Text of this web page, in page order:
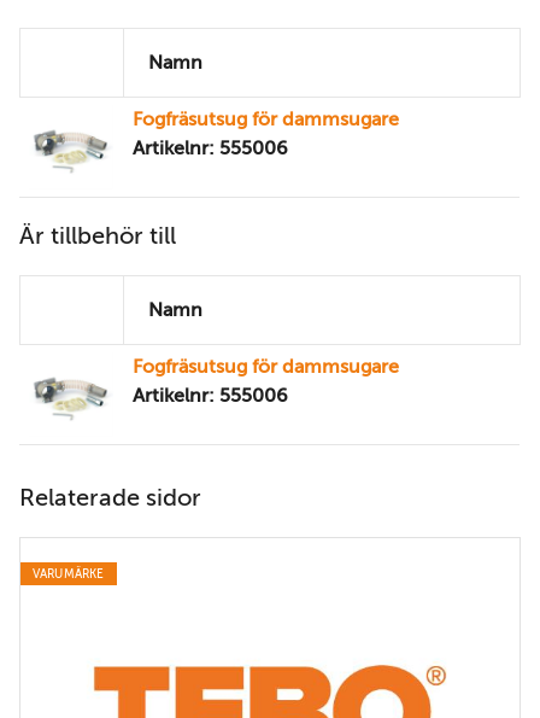
Namn
Fogfräsutsug för dammsugare
Artikelnr: 555006
Är tillbehör till
Namn
Fogfräsutsug för dammsugare
Artikelnr: 555006
Relaterade sidor
VARUMÄRKE